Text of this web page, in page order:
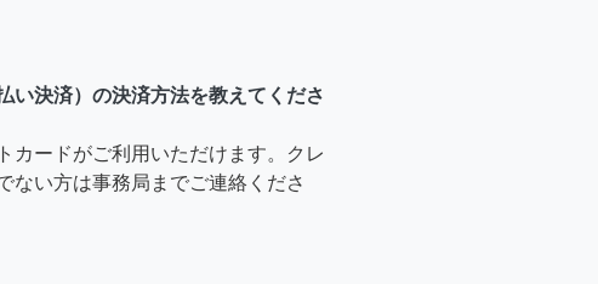
い決済）の決済方法を教えてくださ
カードがご利用いただけます。クレ
ない方は事務局までご連絡くださ